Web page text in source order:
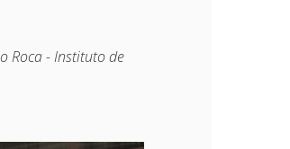
Roca - Instituto de